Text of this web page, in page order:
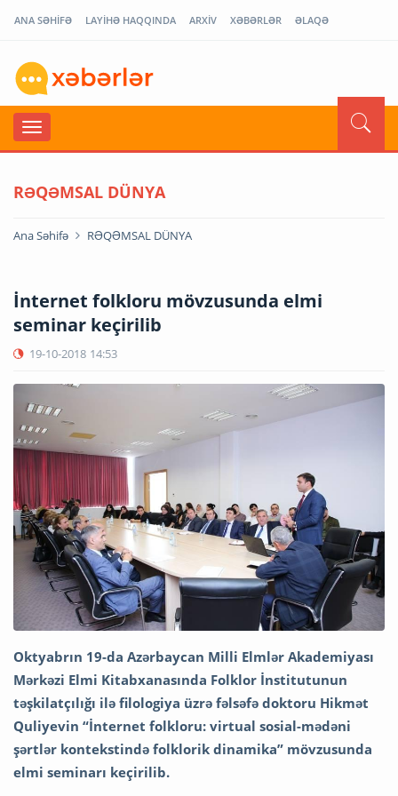
ANA SƏHİFƏ LAYİHƏ HAQQINDA ARXİV XƏBƏRLƏR ƏLAQƏ
RƏQƏMSAL DÜNYA
Ana Səhifə RƏQƏMSAL DÜNYA
İnternet folkloru mövzusunda elmi
seminar keçirilib
19-10-2018 14:53
Oktyabrın 19-da Azərbaycan Milli Elmlər Akademiyası
Mərkəzi Elmi Kitabxanasında Folklor İnstitutunun
təşkilatçılığı ilə filologiya üzrə fəlsəfə doktoru Hikmət
Quliyevin “İnternet folkloru: virtual sosial-mədəni
şərtlər kontekstində folklorik dinamika” mövzusunda
elmi seminarı keçirilib.